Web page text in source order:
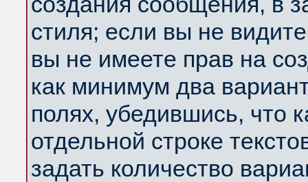
стиля; если вы не
вы не имеете прав на
как минимум два
полях, убедившись, что
отдельной строке
задать количество